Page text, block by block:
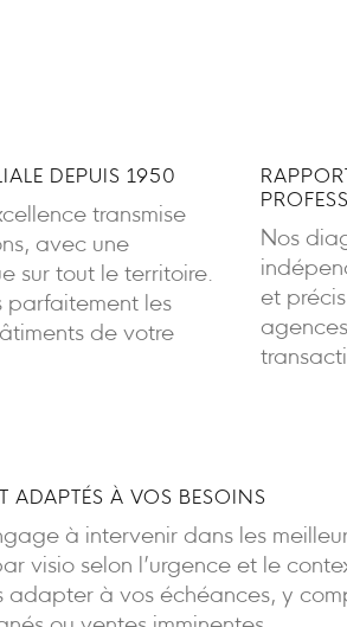
DEPUIS 1950
transmise
avec une
sur tout le territoire.
parfaitement les
de votre
Nos
et
ADAPTÉS À VOS BESOINS
à intervenir dans les
visio selon l’urgence et le
adapter à vos échéances, y